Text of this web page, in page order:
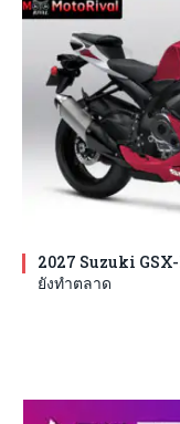
2027 Suzuki
ยังทำตลาด